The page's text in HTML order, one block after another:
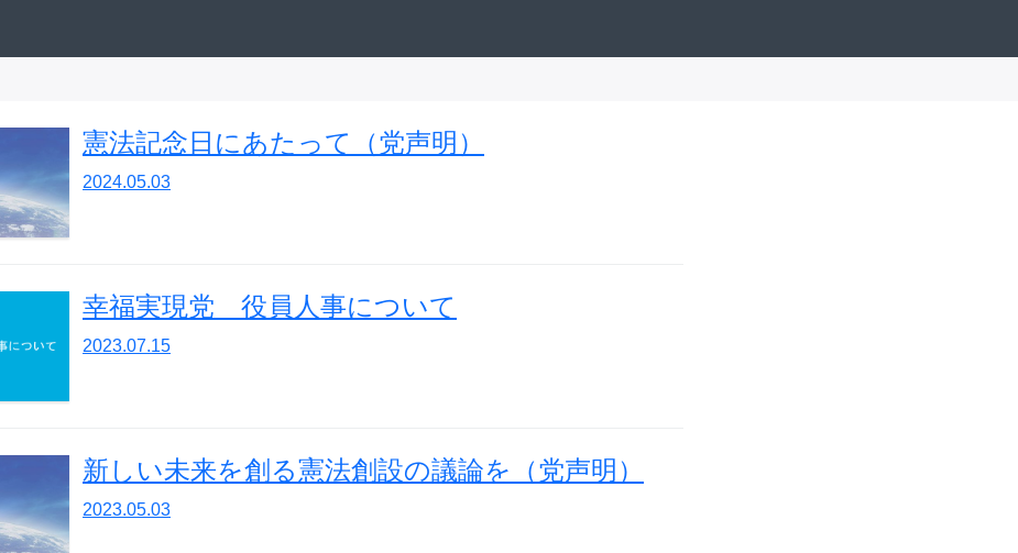
憲法記念日にあたって（党声明）
2024.05.03
幸福実現党 役員人事について
2023.07.15
新しい未来を創る憲法創設の議論を（党声明）
2023.05.03